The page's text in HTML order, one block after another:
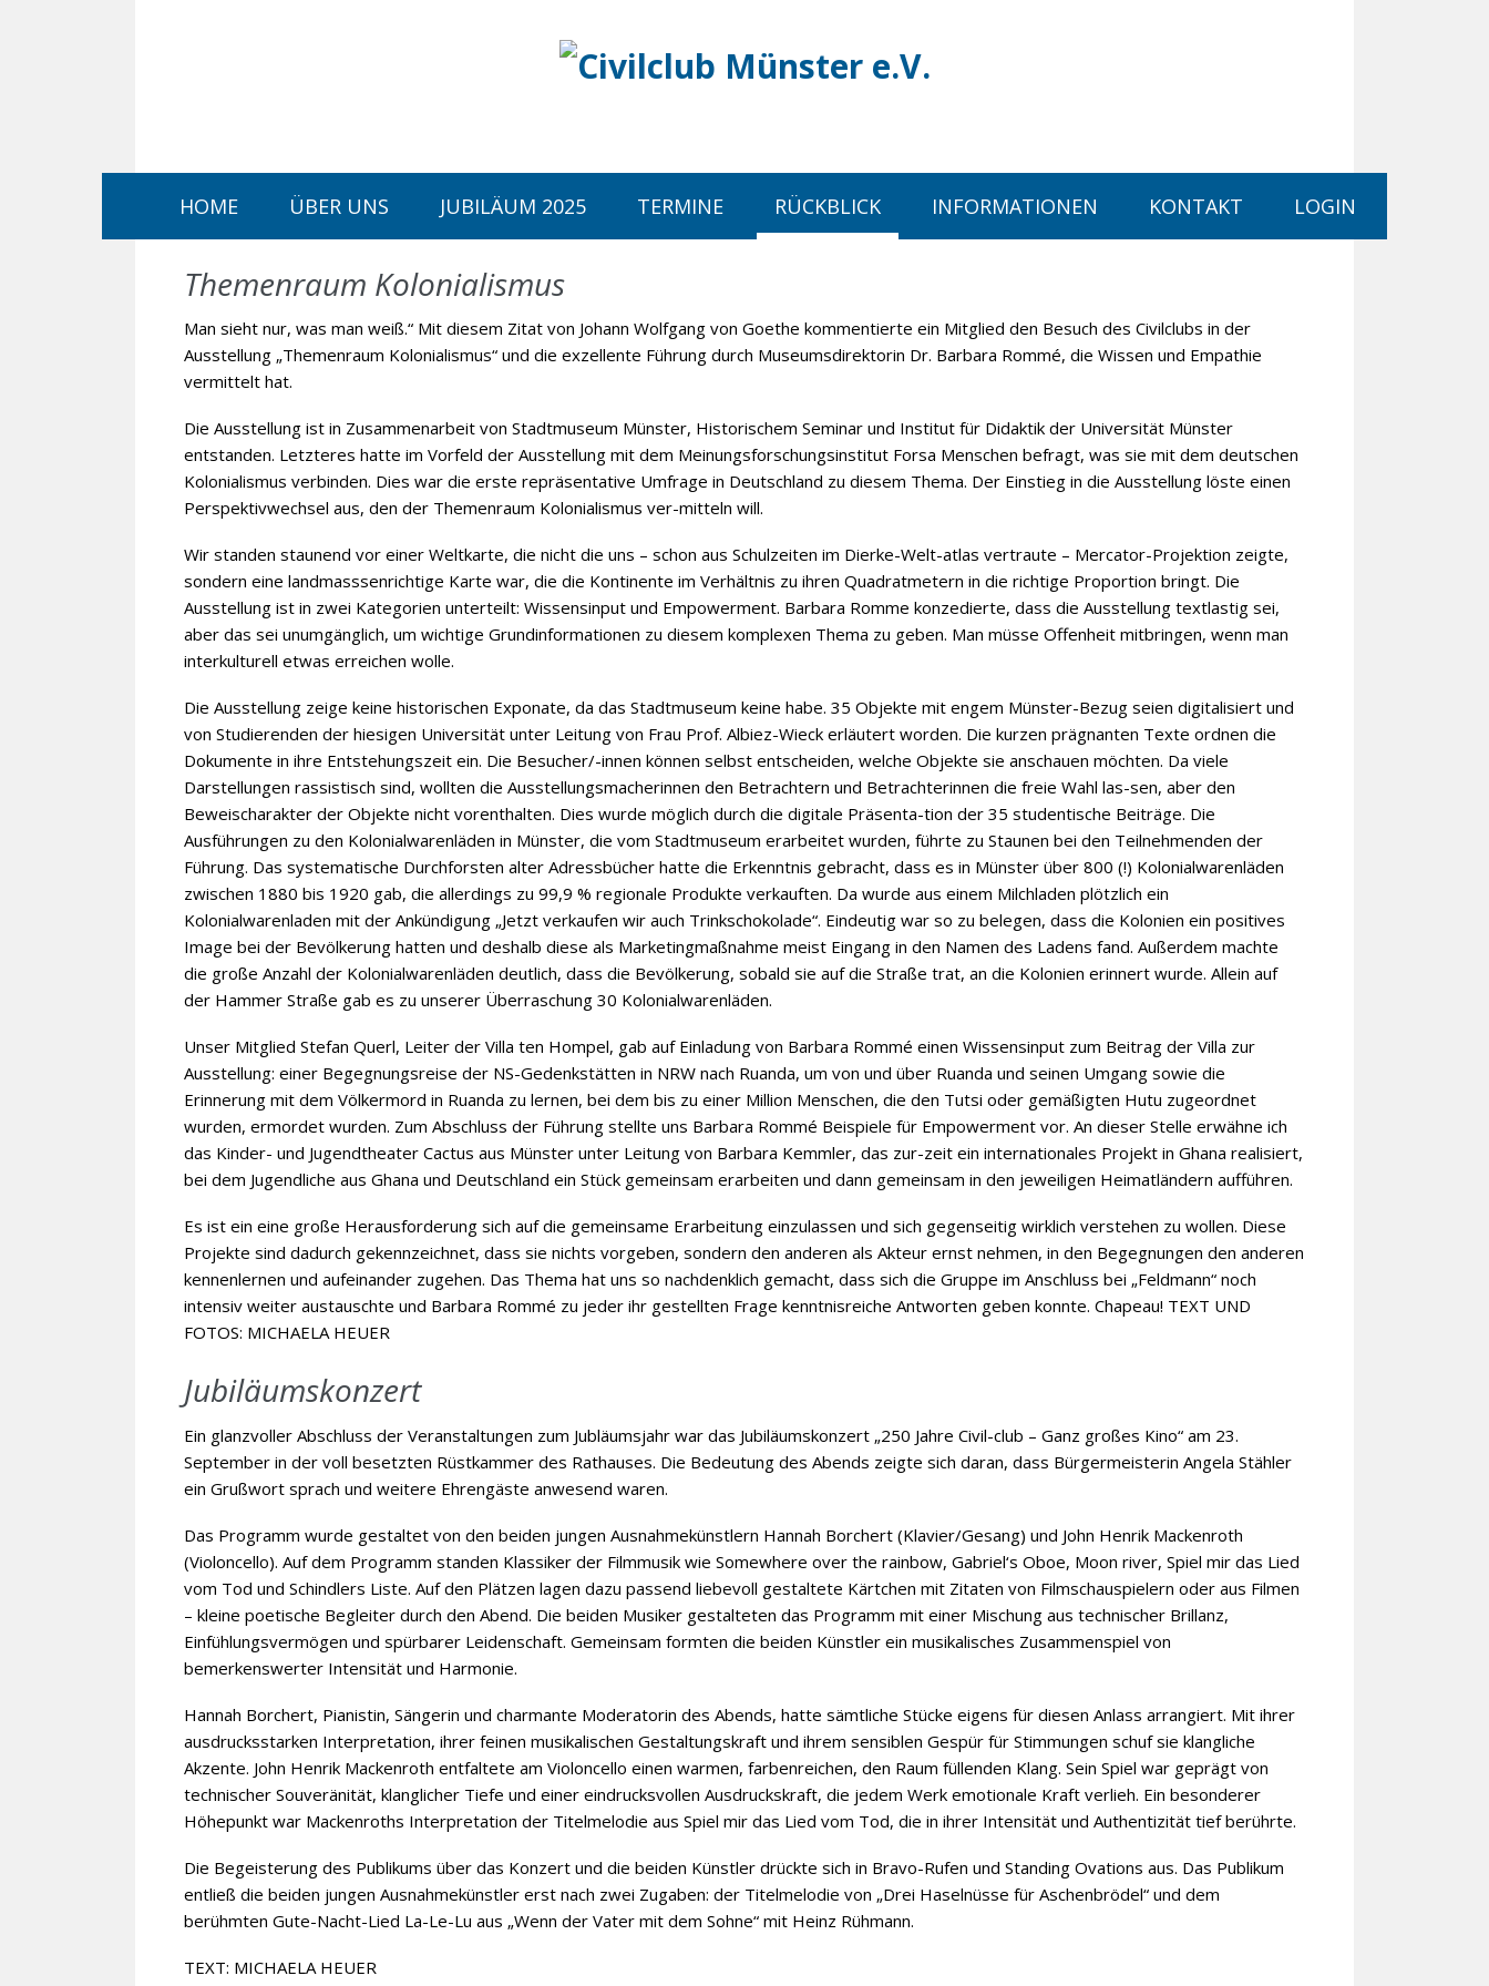
überspringen
HOME ÜBER UNS JUBILÄUM 2025 TERMINE RÜCKBLICK INFORMATIONEN KONTAKT LOGIN
Themenraum Kolonialismus
Man sieht nur, was man weiß.“ Mit diesem Zitat von Johann Wolfgang von Goethe kommentierte ein Mitglied den Besuch des Civilclubs in der
Ausstellung „Themenraum Kolonialismus“ und die exzellente Führung durch Museumsdirektorin Dr. Barbara Rommé, die Wissen und Empathie
vermittelt hat.
Die Ausstellung ist in Zusammenarbeit von Stadtmuseum Münster, Historischem Seminar und Institut für Didaktik der Universität Münster
entstanden. Letzteres hatte im Vorfeld der Ausstellung mit dem Meinungsforschungsinstitut Forsa Menschen befragt, was sie mit dem deutschen
Kolonialismus verbinden. Dies war die erste repräsentative Umfrage in Deutschland zu diesem Thema. Der Einstieg in die Ausstellung löste einen
Perspektivwechsel aus, den der Themenraum Kolonialismus ver-mitteln will.
Wir standen staunend vor einer Weltkarte, die nicht die uns – schon aus Schulzeiten im Dierke-Welt-atlas vertraute – Mercator-Projektion zeigte,
sondern eine landmasssenrichtige Karte war, die die Kontinente im Verhältnis zu ihren Quadratmetern in die richtige Proportion bringt. Die
Ausstellung ist in zwei Kategorien unterteilt: Wissensinput und Empowerment. Barbara Romme konzedierte, dass die Ausstellung textlastig sei,
aber das sei unumgänglich, um wichtige Grundinformationen zu diesem komplexen Thema zu geben. Man müsse Offenheit mitbringen, wenn man
interkulturell etwas erreichen wolle.
Die Ausstellung zeige keine historischen Exponate, da das Stadtmuseum keine habe. 35 Objekte mit engem Münster-Bezug seien digitalisiert und
von Studierenden der hiesigen Universität unter Leitung von Frau Prof. Albiez-Wieck erläutert worden. Die kurzen prägnanten Texte ordnen die
Dokumente in ihre Entstehungszeit ein. Die Besucher/-innen können selbst entscheiden, welche Objekte sie anschauen möchten. Da viele
Darstellungen rassistisch sind, wollten die Ausstellungsmacherinnen den Betrachtern und Betrachterinnen die freie Wahl las-sen, aber den
Beweischarakter der Objekte nicht vorenthalten. Dies wurde möglich durch die digitale Präsenta-tion der 35 studentische Beiträge. Die
Ausführungen zu den Kolonialwarenläden in Münster, die vom Stadtmuseum erarbeitet wurden, führte zu Staunen bei den Teilnehmenden der
Führung. Das systematische Durchforsten alter Adressbücher hatte die Erkenntnis gebracht, dass es in Münster über 800 (!) Kolonialwarenläden
zwischen 1880 bis 1920 gab, die allerdings zu 99,9 % regionale Produkte verkauften. Da wurde aus einem Milchladen plötzlich ein
Kolonialwarenladen mit der Ankündigung „Jetzt verkaufen wir auch Trinkschokolade“. Eindeutig war so zu belegen, dass die Kolonien ein positives
Image bei der Bevölkerung hatten und deshalb diese als Marketingmaßnahme meist Eingang in den Namen des Ladens fand. Außerdem machte
die große Anzahl der Kolonialwarenläden deutlich, dass die Bevölkerung, sobald sie auf die Straße trat, an die Kolonien erinnert wurde. Allein auf
der Hammer Straße gab es zu unserer Überraschung 30 Kolonialwarenläden.
Unser Mitglied Stefan Querl, Leiter der Villa ten Hompel, gab auf Einladung von Barbara Rommé einen Wissensinput zum Beitrag der Villa zur
Ausstellung: einer Begegnungsreise der NS-Gedenkstätten in NRW nach Ruanda, um von und über Ruanda und seinen Umgang sowie die
Erinnerung mit dem Völkermord in Ruanda zu lernen, bei dem bis zu einer Million Menschen, die den Tutsi oder gemäßigten Hutu zugeordnet
wurden, ermordet wurden. Zum Abschluss der Führung stellte uns Barbara Rommé Beispiele für Empowerment vor. An dieser Stelle erwähne ich
das Kinder- und Jugendtheater Cactus aus Münster unter Leitung von Barbara Kemmler, das zur-zeit ein internationales Projekt in Ghana realisiert,
bei dem Jugendliche aus Ghana und Deutschland ein Stück gemeinsam erarbeiten und dann gemeinsam in den jeweiligen Heimatländern aufführen.
Es ist ein eine große Herausforderung sich auf die gemeinsame Erarbeitung einzulassen und sich gegenseitig wirklich verstehen zu wollen. Diese
Projekte sind dadurch gekennzeichnet, dass sie nichts vorgeben, sondern den anderen als Akteur ernst nehmen, in den Begegnungen den anderen
kennenlernen und aufeinander zugehen. Das Thema hat uns so nachdenklich gemacht, dass sich die Gruppe im Anschluss bei „Feldmann“ noch
intensiv weiter austauschte und Barbara Rommé zu jeder ihr gestellten Frage kenntnisreiche Antworten geben konnte. Chapeau! TEXT UND
FOTOS: MICHAELA HEUER
Jubiläumskonzert
Ein glanzvoller Abschluss der Veranstaltungen zum Jubläumsjahr war das Jubiläumskonzert „250 Jahre Civil-club – Ganz großes Kino“ am 23.
September in der voll besetzten Rüstkammer des Rathauses. Die Bedeutung des Abends zeigte sich daran, dass Bürgermeisterin Angela Stähler
ein Grußwort sprach und weitere Ehrengäste anwesend waren.
Das Programm wurde gestaltet von den beiden jungen Ausnahmekünstlern Hannah Borchert (Klavier/Gesang) und John Henrik Mackenroth
(Violoncello). Auf dem Programm standen Klassiker der Filmmusik wie Somewhere over the rainbow, Gabriel‘s Oboe, Moon river, Spiel mir das Lied
vom Tod und Schindlers Liste. Auf den Plätzen lagen dazu passend liebevoll gestaltete Kärtchen mit Zitaten von Filmschauspielern oder aus Filmen
– kleine poetische Begleiter durch den Abend. Die beiden Musiker gestalteten das Programm mit einer Mischung aus technischer Brillanz,
Einfühlungsvermögen und spürbarer Leidenschaft. Gemeinsam formten die beiden Künstler ein musikalisches Zusammenspiel von
bemerkenswerter Intensität und Harmonie.
Hannah Borchert, Pianistin, Sängerin und charmante Moderatorin des Abends, hatte sämtliche Stücke eigens für diesen Anlass arrangiert. Mit ihrer
ausdrucksstarken Interpretation, ihrer feinen musikalischen Gestaltungskraft und ihrem sensiblen Gespür für Stimmungen schuf sie klangliche
Akzente. John Henrik Mackenroth entfaltete am Violoncello einen warmen, farbenreichen, den Raum füllenden Klang. Sein Spiel war geprägt von
technischer Souveränität, klanglicher Tiefe und einer eindrucksvollen Ausdruckskraft, die jedem Werk emotionale Kraft verlieh. Ein besonderer
Höhepunkt war Mackenroths Interpretation der Titelmelodie aus Spiel mir das Lied vom Tod, die in ihrer Intensität und Authentizität tief berührte.
Die Begeisterung des Publikums über das Konzert und die beiden Künstler drückte sich in Bravo-Rufen und Standing Ovations aus. Das Publikum
entließ die beiden jungen Ausnahmekünstler erst nach zwei Zugaben: der Titelmelodie von „Drei Haselnüsse für Aschenbrödel“ und dem
berühmten Gute-Nacht-Lied La-Le-Lu aus „Wenn der Vater mit dem Sohne“ mit Heinz Rühmann.
TEXT: MICHAELA HEUER